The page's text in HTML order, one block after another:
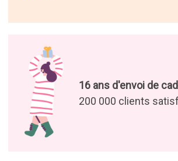
16 ans d'envoi de
200 000 clients